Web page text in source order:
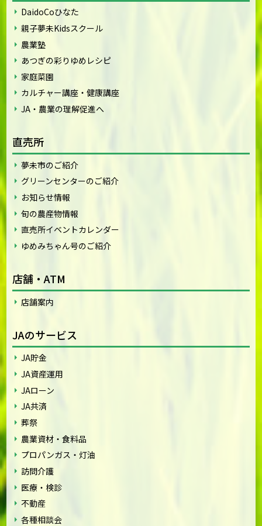
DaidoCoひなた
親子夢未Kidsスクール
農業塾
あつぎの彩りゆめレシピ
家庭菜園
カルチャー講座・健康講座
JA・農業の理解促進へ
直売所
夢未市のご紹介
グリーンセンターのご紹介
お知らせ情報
旬の農産物情報
直売所イベントカレンダー
ゆめみちゃん号のご紹介
店舗・ATM
店舗案内
JAのサービス
JA貯金
JA資産運用
JAローン
JA共済
葬祭
農業資材・食料品
プロパンガス・灯油
訪問介護
医療・検診
不動産
各種相談会